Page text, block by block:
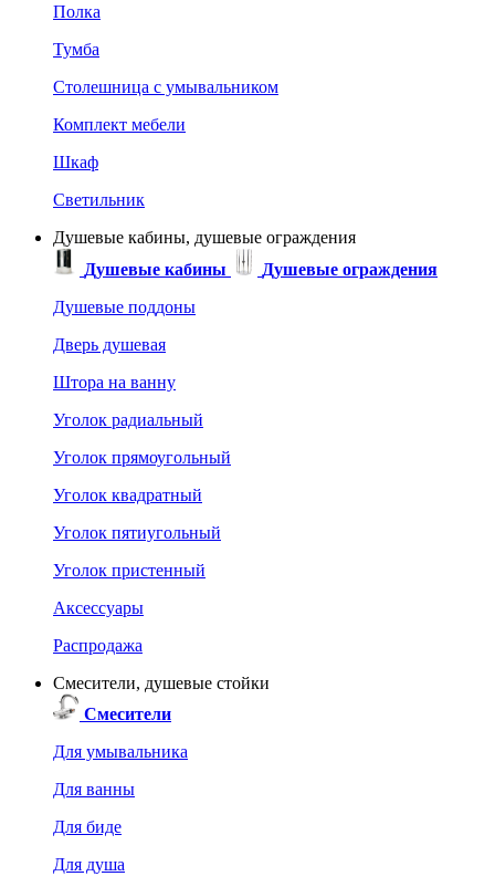
Полка
Тумба
Столешница с умывальником
Комплект мебели
Шкаф
Светильник
Душевые кабины, душевые ограждения
Душевые кабины
Душевые ограждения
Душевые поддоны
Дверь душевая
Штора на ванну
Уголок радиальный
Уголок прямоугольный
Уголок квадратный
Уголок пятиугольный
Уголок пристенный
Аксессуары
Распродажа
Смесители, душевые стойки
Смесители
Для умывальника
Для ванны
Для биде
Для душа